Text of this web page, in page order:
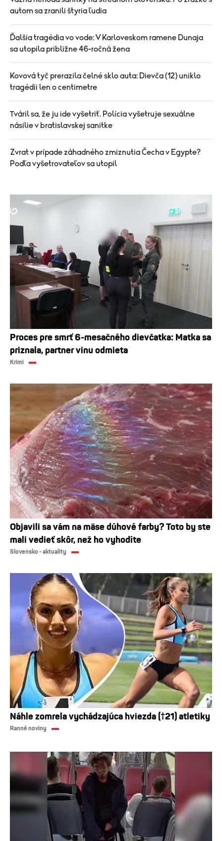
autom sa zranili štyria ľudia
Ďalšia tragédia vo vode: V Karloveskom ramene Dunaja
sa utopila približne 46-ročná žena
Kovová tyč prerazila čelné sklo auta: Dievča (12) uniklo
tragédii len o centimetre
Tváril sa, že ju ide vyšetriť. Polícia vyšetruje sexuálne
násilie v bratislavskej sanitke
Zvrat v prípade záhadného zmiznutia Čecha v Egypte?
Podľa vyšetrovateľov sa utopil
Proces pre smrť 6-mesačného dievčatka: Matka sa
priznala, partner vinu odmieta
Krimi
Objavili sa vám na mäse dúhové farby? Toto by ste
mali vedieť skôr, než ho vyhodíte
Slovensko - aktuality
Náhle zomrela vychádzajúca hviezda (†21) atletiky
Ranné noviny